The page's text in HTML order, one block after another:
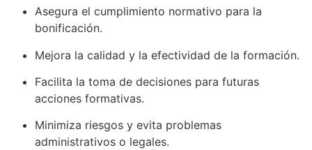
Asegura el cumplimiento normativo para la
bonificación.
Mejora la calidad y la efectividad de la formación.
Facilita la toma de decisiones para futuras
acciones formativas.
Minimiza riesgos y evita problemas
administrativos o legales.